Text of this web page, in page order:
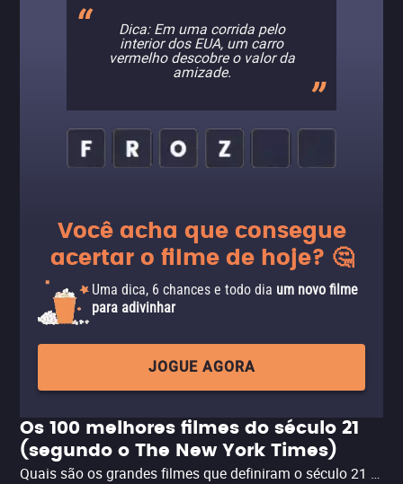
Dica: Em uma corrida pelo
interior dos EUA, um carro
vermelho descobre o valor da
amizade.
Você acha que consegue
acertar o filme de hoje? 🤔
Uma dica, 6 chances e todo dia um novo filme
para adivinhar
JOGUE AGORA
Os 100 melhores filmes do século 21
(segundo o The New York Times)
Quais são os grandes filmes que definiram o século 21 até agora? Nesta lista especial, reunimos os 100 títulos selecionados pelo The New York Times como os melhores do novo milênio. Clássicos modernos, surpresas internacionais e obras-primas imperdíveis que ajudam a contar a história do cinema contemporâneo. Explore, descubra quais você ainda não viu — e descubra onde assistir online.